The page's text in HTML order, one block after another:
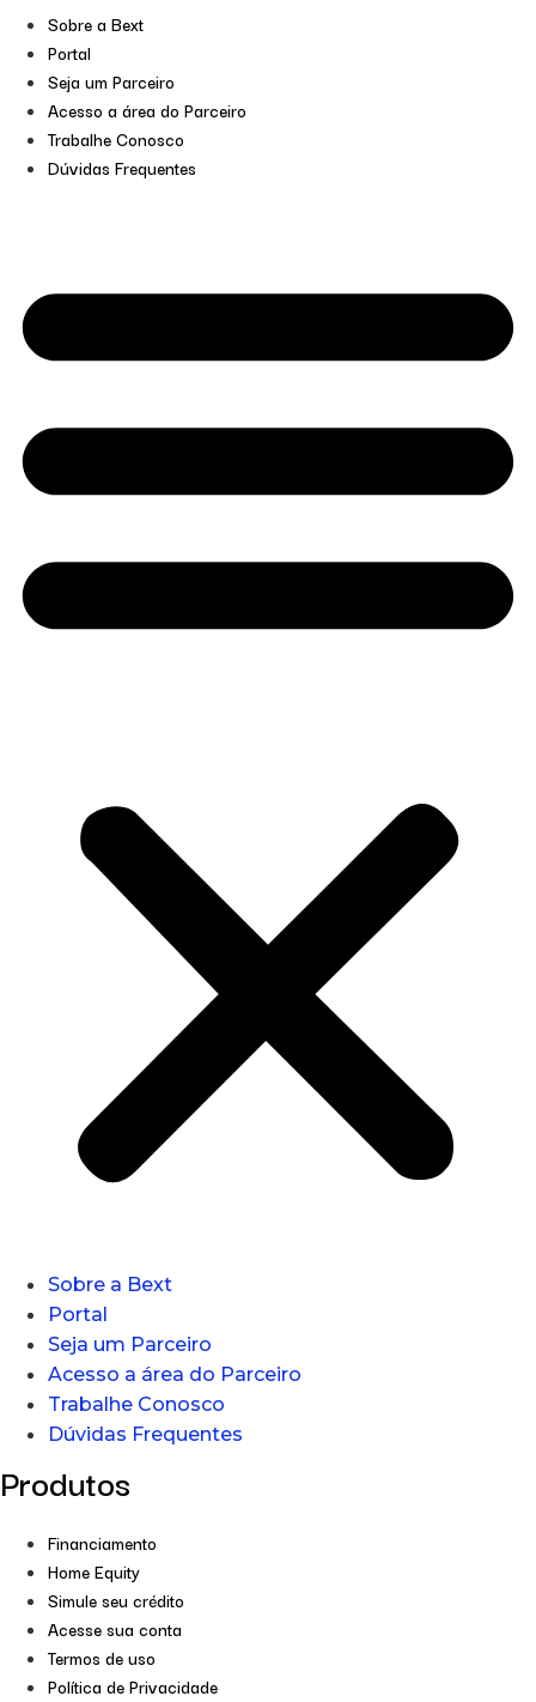
Sobre a Bext
Portal
Seja um Parceiro
Acesso a área do Parceiro
Trabalhe Conosco
Dúvidas Frequentes
Sobre a Bext
Portal
Seja um Parceiro
Acesso a área do Parceiro
Trabalhe Conosco
Dúvidas Frequentes
Produtos
Financiamento
Home Equity
Simule seu crédito
Acesse sua conta
Termos de uso
Política de Privacidade